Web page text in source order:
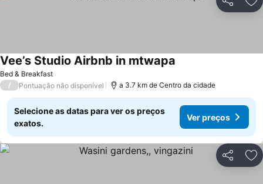
Partilhar
Bed & Breakfast
Vee’s Studio Airbnb in mtwapa
/ Pontuação não disponível a 3.7 km de Centro da cidade
Selecione as datas para ver os preços
exatos.
Ver preços
Partilhar